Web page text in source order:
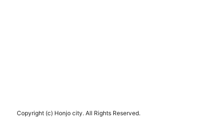
Copyright (c) Honjo city. All Rights Reserved.